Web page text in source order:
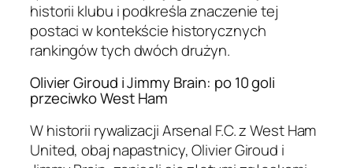
historii klubu i podkreśla znaczenie tej
postaci w kontekście historycznych
rankingów tych dwóch drużyn.
Olivier Giroud i Jimmy Brain: po 10 goli
przeciwko West Ham
W historii rywalizacji Arsenal F.C. z West Ham
United, obaj napastnicy, Olivier Giroud i